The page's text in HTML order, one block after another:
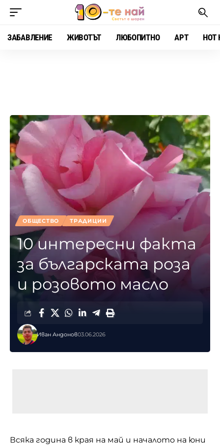
ЗАБАВЛЕНИЕ ЖИВОТЪТ ЛЮБОПИТНО АРТ HOT
ОБЩЕСТВО ТРАДИЦИИ
10 интересни факта
за българската роза
и розовото масло
Иван Андонов03.06.2026
Всяка година в края на май и началото на юни